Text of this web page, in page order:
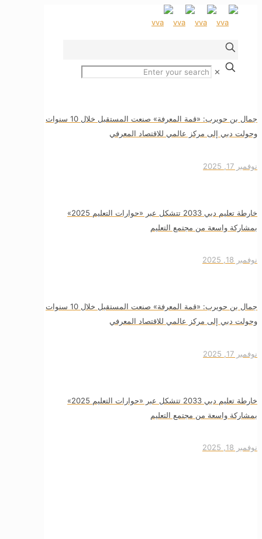
✕
جمال بن حويرب: «قمة المعرفة» صنعت المستقبل خلال 10 سنوات
وحولت دبي إلى مركز عالمي للاقتصاد المعرفي
نوفمبر 17, 2025
خارطة تعليم دبي 2033 تتشكل عبر «حوارات التعليم 2025»
بمشاركة واسعة من مجتمع التعليم
نوفمبر 18, 2025
جمال بن حويرب: «قمة المعرفة» صنعت المستقبل خلال 10 سنوات
وحولت دبي إلى مركز عالمي للاقتصاد المعرفي
نوفمبر 17, 2025
خارطة تعليم دبي 2033 تتشكل عبر «حوارات التعليم 2025»
بمشاركة واسعة من مجتمع التعليم
نوفمبر 18, 2025